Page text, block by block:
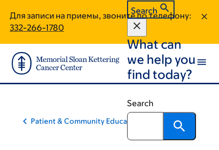
main
content
footer
Для записи на приемы, звоните по телефону:
332-266-1780
Search
What can
we help you
find today?
Search
Patient & Community Education